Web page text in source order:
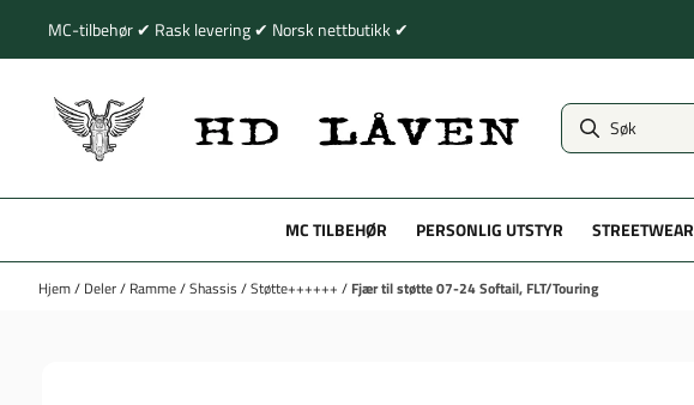
Hopp til innhold
MC-tilbehør ✔ Rask levering ✔ Norsk nettbutikk ✔
MC TILBEHØR PERSONLIG UTSTYR STREETWEAR
Hjem/ Deler/ Ramme/Shassis /Støtte++++++ / Fjær til støtte 07-24 Softail, FLT/Touring